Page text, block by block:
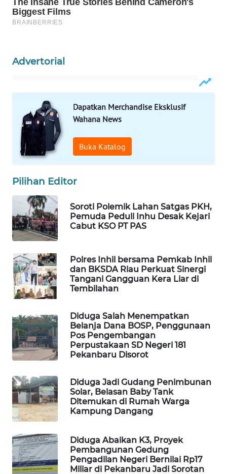
Advertorial
Dapatkan Merchandise Eksklusif
Wahana News
Buka Katalog
Pilihan Editor
Soroti Polemik Lahan Satgas PKH,
Pemuda Peduli Inhu Desak Kejari
Cabut KSO PT PAS
Polres Inhil bersama Pemkab Inhil
dan BKSDA Riau Perkuat Sinergi
Tangani Gangguan Kera Liar di
Tembilahan
Diduga Salah Menempatkan
Belanja Dana BOSP, Penggunaan
Pos Pengembangan
Perpustakaan SD Negeri 181
Pekanbaru Disorot
Diduga Jadi Gudang Penimbunan
Solar, Belasan Baby Tank
Ditemukan di Rumah Warga
Kampung Dangang
Diduga Abaikan K3, Proyek
Pembangunan Gedung
Pengadilan Negeri Bernilai Rp17
Miliar di Pekanbaru Jadi Sorotan
WAHANANEWS
WAHANANEWS
WAHANA
SPORT
WAHANA
UMKM
WAHANA
SELEB
WAHANA
PERSONA
OTOMOTIF
WAHANA
HEALTH
WAHANA
DESA
WISATA
LAPAK
WAHANA
Wahana
Network
KONSUMEN
LISTRIK